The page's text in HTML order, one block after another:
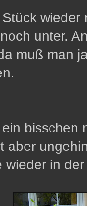
unter.
muß man
bisschen
aber
wieder in